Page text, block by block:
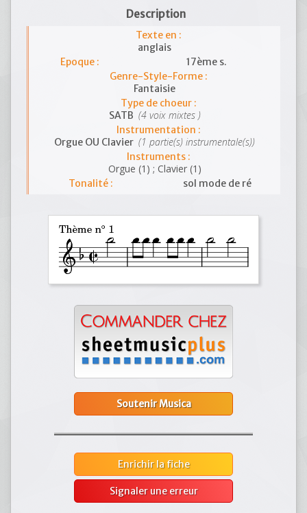
Description
Texte en :
anglais
Epoque :
17ème s.
Genre-Style-Forme :
Fantaisie
Type de choeur :
SATB (4 voix mixtes )
Instrumentation :
Orgue OU Clavier (1 partie(s) instrumentale(s))
Instruments :
Orgue (1) ; Clavier (1)
Tonalité : sol mode de ré
Soutenir Musica
Enrichir la fiche
Signaler une erreur